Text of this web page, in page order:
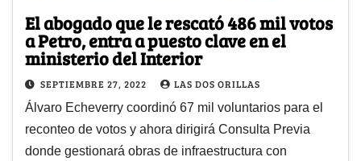
El abogado que le rescató 486 mil votos
a Petro, entra a puesto clave en el
ministerio del Interior
SEPTIEMBRE 27, 2022 LAS DOS ORILLAS
Álvaro Echeverry coordinó 67 mil voluntarios para el
reconteo de votos y ahora dirigirá Consulta Previa
donde gestionará obras de infraestructura con